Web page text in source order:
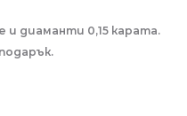
и диаманти 0,15 карата.